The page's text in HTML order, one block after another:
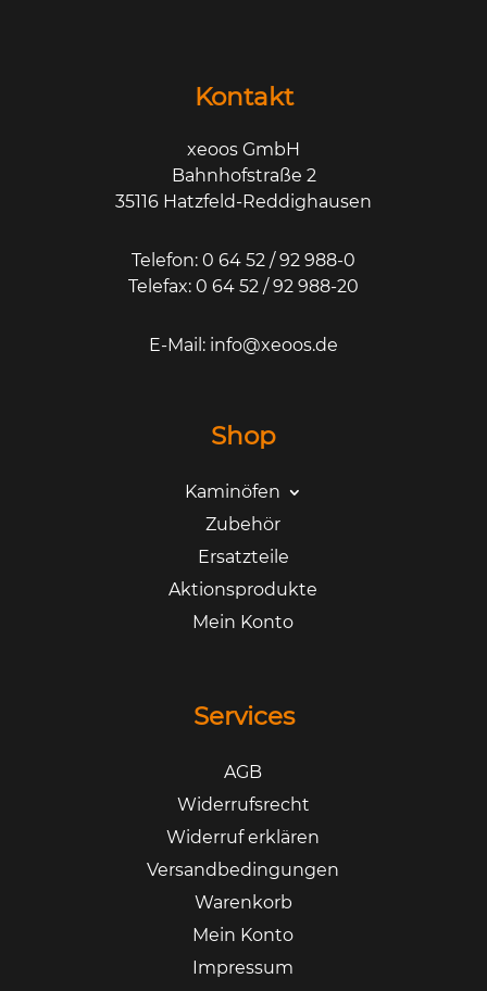
Kontakt
xeoos GmbH
Bahnhofstraße 2
35116 Hatzfeld-Reddighausen
Telefon: 0 64 52 / 92 988-0
Telefax: 0 64 52 / 92 988-20
E-Mail: info@xeoos.de
Shop
Kaminöfen
Zubehör
Ersatzteile
Aktionsprodukte
Mein Konto
Services
AGB
Widerrufsrecht
Widerruf erklären
Versandbedingungen
Warenkorb
Mein Konto
Impressum